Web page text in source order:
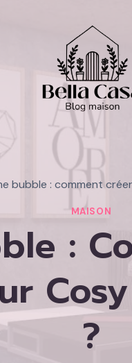
bubble : comment
MAISON
:
?